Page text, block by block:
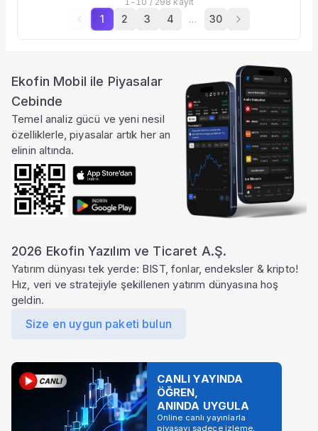
1 2 3 4 … 30
Ekofin Mobil ile Piyasalar
Cebinde
Temel analiz gücü ve yeni nesil
özelliklerle, piyasalar artık her an
elinin altında.
2026 Ekofin Yazılım ve Ticaret A.Ş.
Yatırım dünyası tek yerde: BIST, fonlar, endeksler & kripto!
Hız, veri ve stratejiyle şekillenen yatırım dünyasına hoş
geldin.
Size en uygun paketi bulun
CANLI YAYINDA
ÖĞREN,
ANINDA UYGULA
Online canlı yayınlarla
piyasayı sadece izleme,